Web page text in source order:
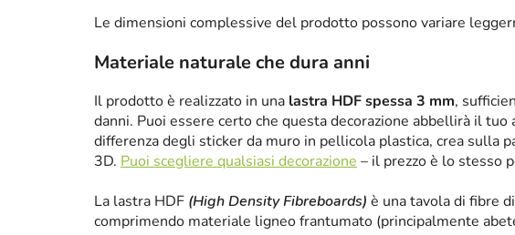
Le dimensioni complessive del prodotto possono variare
Materiale naturale che dura anni
Il prodotto è realizzato in una lastra HDF spessa 3 mm,
danni. Puoi essere certo che questa decorazione abbellirà il
differenza degli sticker da muro in pellicola plastica, crea sulla
3D. Puoi scegliere qualsiasi decorazione – il prezzo è lo stesso
La lastra HDF (High Density Fibreboards) è una tavola di fibre
comprimendo materiale ligneo frantumato (principalmente